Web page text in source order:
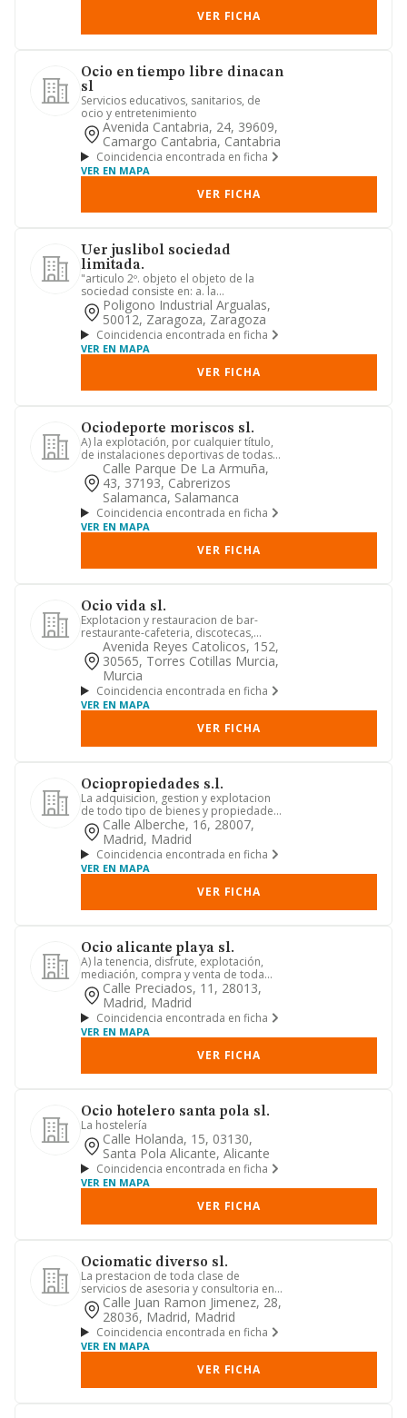
VER FICHA
Ocio en tiempo libre dinacan
sl
Servicios educativos, sanitarios, de
ocio y entretenimiento
Avenida Cantabria, 24, 39609,
Camargo Cantabria, Cantabria
Coincidencia encontrada en ficha
VER EN MAPA
VER FICHA
Uer juslibol sociedad
limitada.
"articulo 2º. objeto el objeto de la
sociedad consiste en: a. la
compraventa de bienes inmuebles b....
Poligono Industrial Argualas,
50012, Zaragoza, Zaragoza
Coincidencia encontrada en ficha
VER EN MAPA
VER FICHA
Ociodeporte moriscos sl.
A) la explotación, por cualquier título,
de instalaciones deportivas de todas
clases, asi como la p...
Calle Parque De La Armuña,
43, 37193, Cabrerizos
Salamanca, Salamanca
Coincidencia encontrada en ficha
VER EN MAPA
VER FICHA
Ocio vida sl.
Explotacion y restauracion de bar-
restaurante-cafeteria, discotecas,
catering y lugares de ocio. ex...
Avenida Reyes Catolicos, 152,
30565, Torres Cotillas Murcia,
Murcia
Coincidencia encontrada en ficha
VER EN MAPA
VER FICHA
Ociopropiedades s.l.
La adquisicion, gestion y explotacion
de todo tipo de bienes y propiedades
relacionadas con el ocio
Calle Alberche, 16, 28007,
Madrid, Madrid
Coincidencia encontrada en ficha
VER EN MAPA
VER FICHA
Ocio alicante playa sl.
A) la tenencia, disfrute, explotación,
mediación, compra y venta de toda
clase de fincas rústicas y...
Calle Preciados, 11, 28013,
Madrid, Madrid
Coincidencia encontrada en ficha
VER EN MAPA
VER FICHA
Ocio hotelero santa pola sl.
La hostelería
Calle Holanda, 15, 03130,
Santa Pola Alicante, Alicante
Coincidencia encontrada en ficha
VER EN MAPA
VER FICHA
Ociomatic diverso sl.
La prestacion de toda clase de
servicios de asesoria y consultoria en
materias juridica, informatic...
Calle Juan Ramon Jimenez, 28,
28036, Madrid, Madrid
Coincidencia encontrada en ficha
VER EN MAPA
VER FICHA